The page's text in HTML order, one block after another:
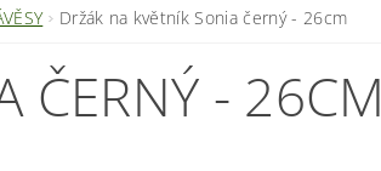
Držák na květník Sonia černý - 26cm
ČERNÝ - 26CM